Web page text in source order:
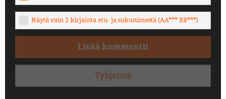
Näytä vain 2 kirjainta etu- ja sukunimestä (AA*** BB***)
Lisää kommentti
Tyhjennä